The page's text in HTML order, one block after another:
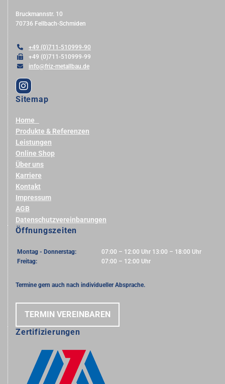
Bruckmannstr. 10
70736 Fellbach-Schmiden
 +49 (0)711-510999-90
 +49 (0)711-510999-99
 info@friz-metallbau.de
Sitemap
Home
Produkte & Referenzen
Leistungen
Online Shop
Über uns
Karriere
Kontakt
Impressum
AGB
Datenschutzvereinbarungen
Öffnungszeiten
Montag - Donnerstag:
07:00 – 12:00 Uhr 13:00 – 18:00 Uhr
Freitag:
07:00 – 12:00 Uhr
Termine gern auch nach individueller Absprache.
TERMIN VEREINBAREN
Zertifizierungen